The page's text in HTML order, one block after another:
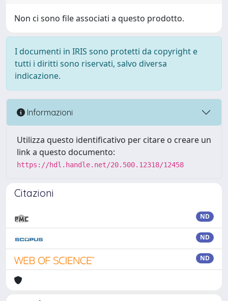
Non ci sono file associati a questo prodotto.
I documenti in IRIS sono protetti da copyright e
tutti i diritti sono riservati, salvo diversa
indicazione.
Informazioni
Utilizza questo identificativo per citare o creare un
link a questo documento:
https://hdl.handle.net/20.500.12318/12458
Citazioni
ND
ND
ND